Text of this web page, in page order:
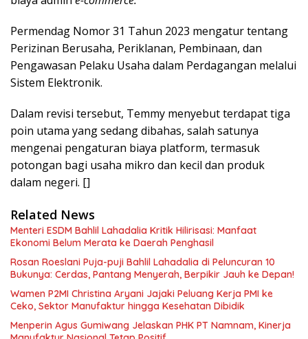
Permendag Nomor 31 Tahun 2023 mengatur tentang
Perizinan Berusaha, Periklanan, Pembinaan, dan
Pengawasan Pelaku Usaha dalam Perdagangan melalui
Sistem Elektronik.
Dalam revisi tersebut, Temmy menyebut terdapat tiga
poin utama yang sedang dibahas, salah satunya
mengenai pengaturan biaya platform, termasuk
potongan bagi usaha mikro dan kecil dan produk
dalam negeri. []
Related News
Menteri ESDM Bahlil Lahadalia Kritik Hilirisasi: Manfaat
Ekonomi Belum Merata ke Daerah Penghasil
Rosan Roeslani Puja-puji Bahlil Lahadalia di Peluncuran 10
Bukunya: Cerdas, Pantang Menyerah, Berpikir Jauh ke Depan!
Wamen P2MI Christina Aryani Jajaki Peluang Kerja PMI ke
Ceko, Sektor Manufaktur hingga Kesehatan Dibidik
Menperin Agus Gumiwang Jelaskan PHK PT Namnam, Kinerja